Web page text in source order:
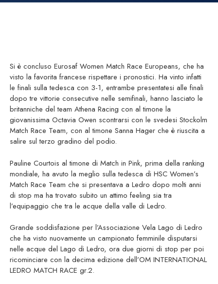
Si è concluso Eurosaf Women Match Race Europeans, che ha
visto la favorita francese rispettare i pronostici. Ha vinto infatti
le finali sulla tedesca con 3-1, entrambe presentatesi alle finali
dopo tre vittorie consecutive nelle semifinali, hanno lasciato le
britanniche del team Athena Racing con al timone la
giovanissima Octavia Owen scontrarsi con le svedesi Stockolm
Match Race Team, con al timone Sanna Hager che è riuscita a
salire sul terzo gradino del podio.
Pauline Courtois al timone di Match in Pink, prima della ranking
mondiale, ha avuto la meglio sulla tedesca di HSC Women’s
Match Race Team che si presentava a Ledro dopo molti anni
di stop ma ha trovato subito un attimo feeling sia tra
l’equipaggio che tra le acque della valle di Ledro.
Grande soddisfazione per l’Associazione Vela Lago di Ledro
che ha visto nuovamente un campionato femminile disputarsi
nelle acque del Lago di Ledro, ora due giorni di stop per poi
ricominciare con la decima edizione dell’OM INTERNATIONAL
LEDRO MATCH RACE gr.2.